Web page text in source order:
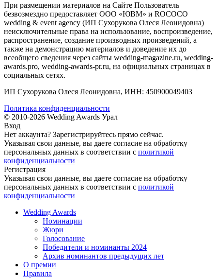
При размещении материалов на Сайте Пользователь
безвозмездно предоставляет ООО «ЮВМ» и ROCOCO
wedding & event agency (ИП Сухорукова Олеся Леонидовна)
неисключительные права на использование, воспроизведение,
распространение, создание производных произведений, а
также на демонстрацию материалов и доведение их до
всеобщего сведения через сайты wedding-magazine.ru, wedding-
awards.pro, wedding-awards-pr.ru, на официальных страницах в
социальных сетях.
ИП Сухорукова Олеся Леонидовна, ИНН: 450900049403
Политика конфиденциальности
© 2010-2026 Wedding Awards Урал
Вход
Нет аккаунта? Зарегистрируйтесь прямо сейчас.
Указывая свои данные, вы даете согласие на обработку
персональных данных в соответствии с политикой
конфиденциальности
Регистрация
Указывая свои данные, вы даете согласие на обработку
персональных данных в соответствии с политикой
конфиденциальности
Wedding Awards
Номинации
Жюри
Голосование
Победители и номинанты 2024
Архив номинантов предыдущих лет
О премии
Правила